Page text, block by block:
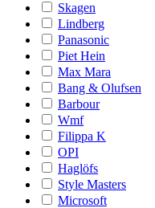
Skagen
Lindberg
Panasonic
Piet Hein
Max Mara
Bang & Olufsen
Barbour
Wmf
Filippa K
OPI
Haglöfs
Style Masters
Microsoft